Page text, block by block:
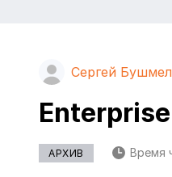
Сергей
АРХИВ Время